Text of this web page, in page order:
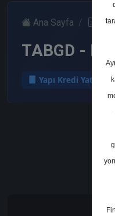
Ana Sayfa
TABGD -
Yapı Kredi Yatırım